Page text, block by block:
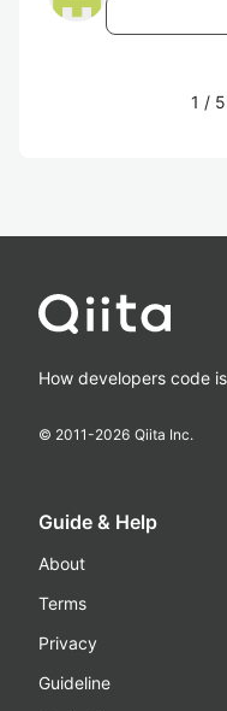
1 /
How developers code
© 2011-2026 Qiita Inc.
Guide & Help
About
Terms
Privacy
Guideline